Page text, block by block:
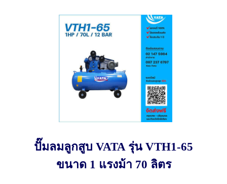
ปั๊มลมลูกสูบ VATA รุ่น VTH1-65
ขนาด 1 แรงม้า 70 ลิตร